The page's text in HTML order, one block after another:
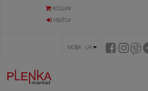
КОШИК
УВIЙТИ
МОВА UA